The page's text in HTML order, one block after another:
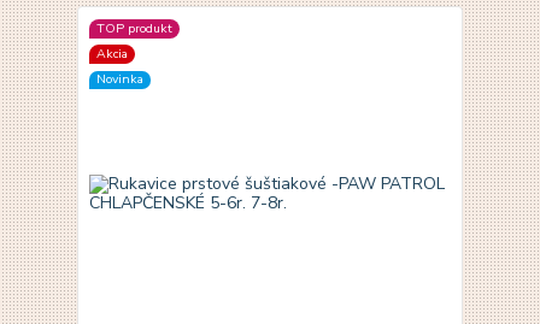
TOP produkt
Akcia
Novinka